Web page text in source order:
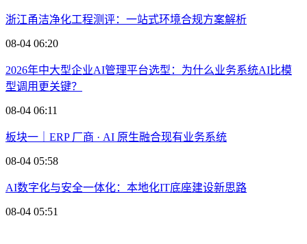
浙江甬洁净化工程测评：一站式环境合规方案解析
08-04 06:20
2026年中大型企业AI管理平台选型：为什么业务系统AI比模
型调用更关键？
08-04 06:11
板块一｜ERP 厂商 · AI 原生融合现有业务系统
08-04 05:58
AI数字化与安全一体化：本地化IT底座建设新思路
08-04 05:51